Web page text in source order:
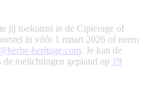
jij toekomst in de Cipierage of
in vóór 1 maart 2026 of neem
heritage.com. Je kan de
toelichtingen gepland op 19